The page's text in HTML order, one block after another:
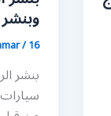
/16 أبريل، 2020
بنشر